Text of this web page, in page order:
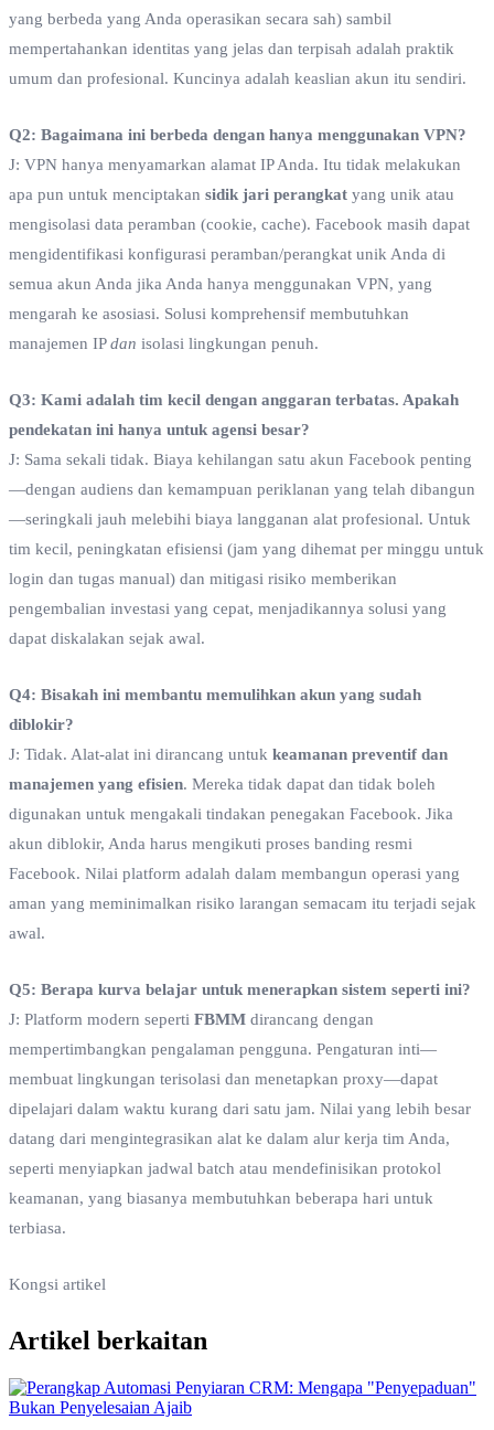
yang berbeda yang Anda operasikan secara sah) sambil
mempertahankan identitas yang jelas dan terpisah adalah praktik
umum dan profesional. Kuncinya adalah keaslian akun itu sendiri.
Q2: Bagaimana ini berbeda dengan hanya menggunakan VPN?
J: VPN hanya menyamarkan alamat IP Anda. Itu tidak melakukan
apa pun untuk menciptakan sidik jari perangkat yang unik atau
mengisolasi data peramban (cookie, cache). Facebook masih dapat
mengidentifikasi konfigurasi peramban/perangkat unik Anda di
semua akun Anda jika Anda hanya menggunakan VPN, yang
mengarah ke asosiasi. Solusi komprehensif membutuhkan
manajemen IPdan isolasi lingkungan penuh.
Q3: Kami adalah tim kecil dengan anggaran terbatas. Apakah
pendekatan ini hanya untuk agensi besar?
J: Sama sekali tidak. Biaya kehilangan satu akun Facebook penting
—dengan audiens dan kemampuan periklanan yang telah dibangun
—seringkali jauh melebihi biaya langganan alat profesional. Untuk
tim kecil, peningkatan efisiensi (jam yang dihemat per minggu untuk
login dan tugas manual) dan mitigasi risiko memberikan
pengembalian investasi yang cepat, menjadikannya solusi yang
dapat diskalakan sejak awal.
Q4: Bisakah ini membantu memulihkan akun yang sudah
diblokir?
J: Tidak. Alat-alat ini dirancang untuk keamanan preventif dan
manajemen yang efisien. Mereka tidak dapat dan tidak boleh
digunakan untuk mengakali tindakan penegakan Facebook. Jika
akun diblokir, Anda harus mengikuti proses banding resmi
Facebook. Nilai platform adalah dalam membangun operasi yang
aman yang meminimalkan risiko larangan semacam itu terjadi sejak
awal.
Q5: Berapa kurva belajar untuk menerapkan sistem seperti ini?
J: Platform modern seperti FBMM dirancang dengan
mempertimbangkan pengalaman pengguna. Pengaturan inti—
membuat lingkungan terisolasi dan menetapkan proxy—dapat
dipelajari dalam waktu kurang dari satu jam. Nilai yang lebih besar
datang dari mengintegrasikan alat ke dalam alur kerja tim Anda,
seperti menyiapkan jadwal batch atau mendefinisikan protokol
keamanan, yang biasanya membutuhkan beberapa hari untuk
terbiasa.
Kongsi artikel
Artikel berkaitan